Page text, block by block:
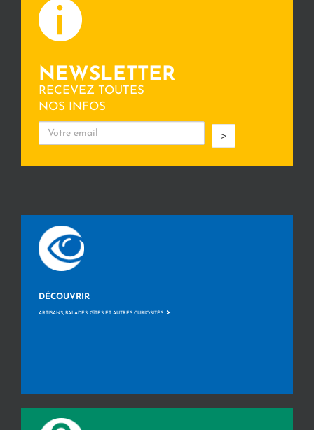
NEWSLETTER
RECEVEZ TOUTES
NOS INFOS
>
DÉCOUVRIR
ARTISANS, BALADES, GÎTES ET AUTRES CURIOSITÉS >